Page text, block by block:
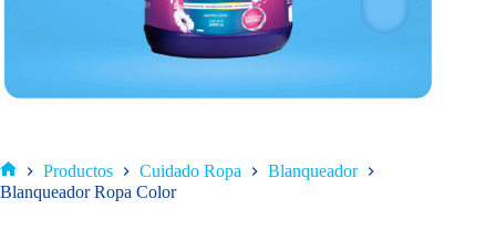
Inicio
Productos Cuidado Ropa
Blanqueador
Blanqueador Ropa Color